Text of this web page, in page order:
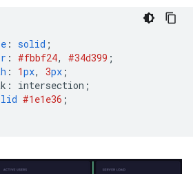
: solid ;
: #fbbf24, #34d399 ;
: 1px, 3px ;
: intersection ;
#1e1e36 ;